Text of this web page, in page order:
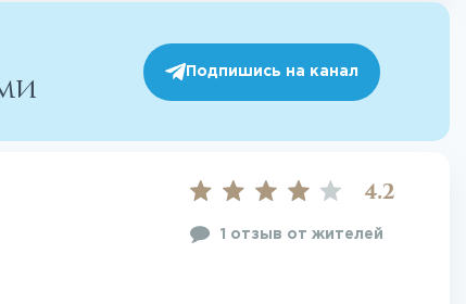
Подпишись на канал
4.2
1 отзыв от жителей